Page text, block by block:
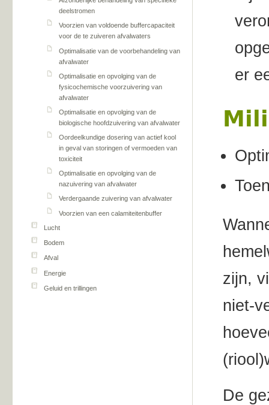
deelstromen
Voorzien van voldoende buffercapaciteit
voor de te zuiveren afvalwaters
Optimalisatie van de voorbehandeling van
afvalwater
Optimalisatie en opvolging van de
fysicochemische voorzuivering van
afvalwater
Optimalisatie en opvolging van de
biologische hoofdzuivering van afvalwater
Oordeelkundige dosering van actief kool
in geval van storingen of vermoeden van
toxiciteit
Optimalisatie en opvolging van de
nazuivering van afvalwater
Verdergaande zuivering van afvalwater
Voorzien van een calamiteitenbuffer
Lucht
Bodem
Afval
Energie
Geluid en trillingen
er
zijn,
niet-
De